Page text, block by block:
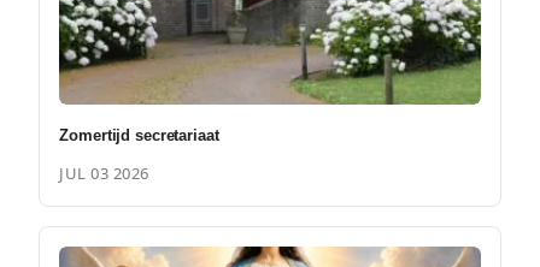
Zomertijd secretariaat
JUL 03 2026